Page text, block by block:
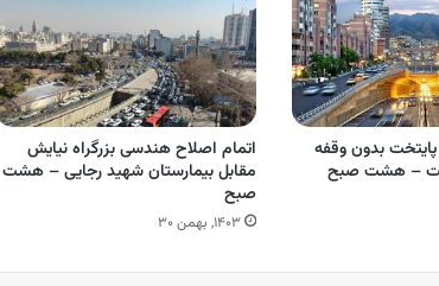
بدون وقفه
– هشت صبح
اتمام اصلاح هندسی بزرگراه نیایش
مقابل بیمارستان شهید رجایی – هشت
صبح
۱۴۰۳, بهمن ۳۰